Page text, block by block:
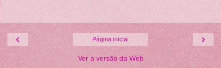
‹ ›
Página inicial
Ver a versão da Web